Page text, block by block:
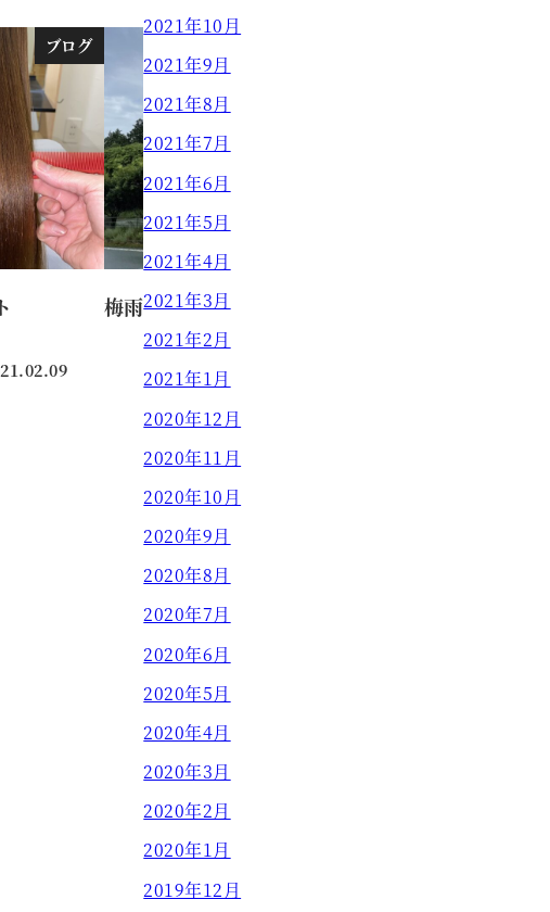
ブログ
日
梅雨の合間に【原田】
原田 真奈美
2021年10月
2021年9月
2021年8月
2021年7月
2021年6月
2021年5月
2021年4月
2021年3月
2021年2月
2021年1月
2020年12月
2020年11月
2020年10月
2020年9月
2020年8月
2020年7月
2020年6月
2020年5月
2020年4月
2020年3月
2020年2月
2020年1月
2019年12月